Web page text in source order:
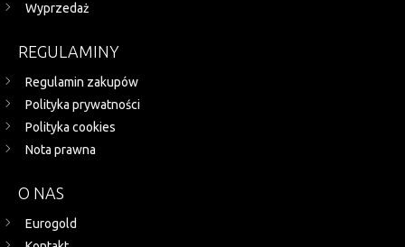
Wyprzedaż
REGULAMINY
Regulamin zakupów
Polityka prywatności
Polityka cookies
Nota prawna
O NAS
Eurogold